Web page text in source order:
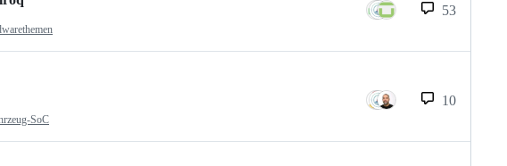
53
SoC
10